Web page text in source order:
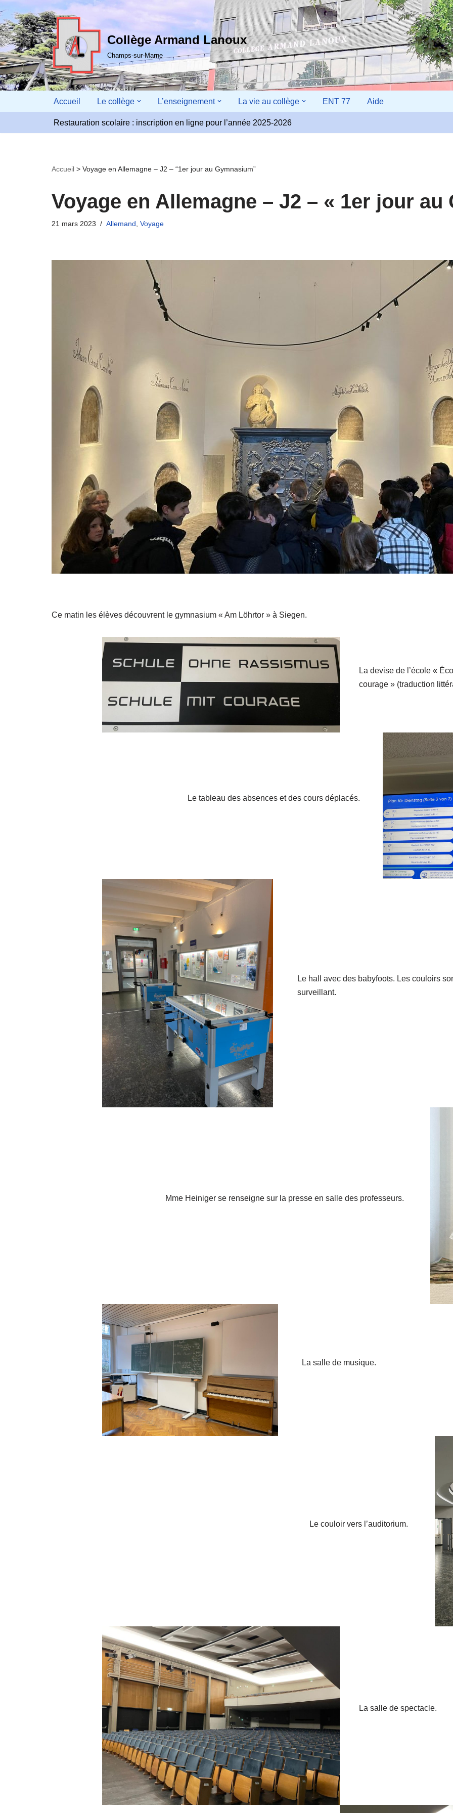
Aller
au
contenu
Collège Armand Lanoux
Champs-sur-Marne
Accueil Le collège L’enseignement La vie au collège ENT 77 Aide
Restauration scolaire : inscription en ligne pour l’année 2025-2026
Accueil > Voyage en Allemagne – J2 – “1er jour au Gymnasium”
Voyage en Allemagne – J2 – « 1er jour au
21 mars 2023 Allemand Voyage
Ce matin les élèves découvrent le gymnasium « Am Löhrtor » à Siegen.
La devise de l’école «
courage » (traduction
Le tableau des absences et des cours déplacés.
Le hall avec des babyfoots. Les couloirs
surveillant.
Mme Heiniger se renseigne sur la presse en salle des professeurs.
La salle de musique.
Le couloir vers l’auditorium.
La salle de spectacle.